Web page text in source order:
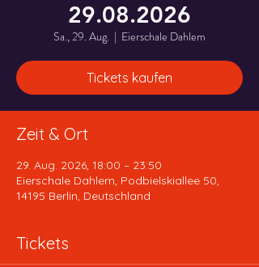
29.08.2026
Sa., 29. Aug.
  |
Eierschale Dahlem
Tickets kaufen
Zeit & Ort
29. Aug. 2026, 18:00 – 23:50
Eierschale Dahlem, Podbielskiallee 50,
14195 Berlin, Deutschland
Tickets